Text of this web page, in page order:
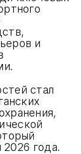
и
стал
2026 года.